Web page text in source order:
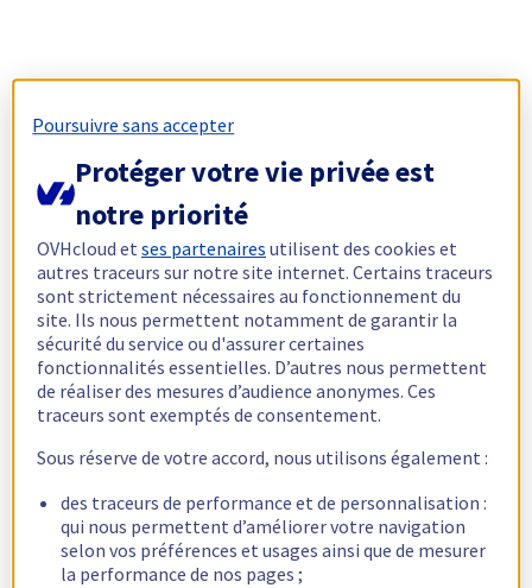
Poursuivre sans accepter
Protéger votre vie privée est
notre priorité
OVHcloud etses partenaires utilisent des cookies et
autres traceurs sur notre site internet. Certains traceurs
sont strictement nécessaires au fonctionnement du
site. Ils nous permettent notamment de garantir la
sécurité du service ou d'assurer certaines
fonctionnalités essentielles. D’autres nous permettent
de réaliser des mesures d’audience anonymes. Ces
traceurs sont exemptés de consentement.
Sous réserve de votre accord, nous utilisons également :
des traceurs de performance et de personnalisation :
qui nous permettent d’améliorer votre navigation
selon vos préférences et usages ainsi que de mesurer
la performance de nos pages ;